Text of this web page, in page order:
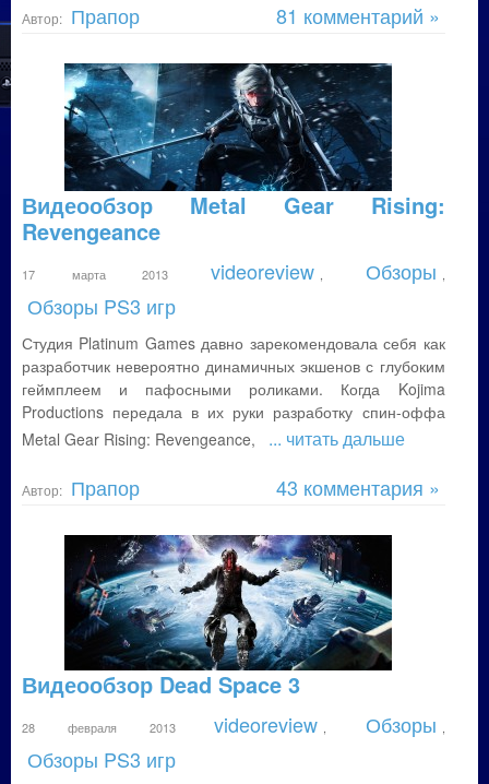
Автор: Прапор 81 комментарий »
Видеообзор Metal Gear Rising:
Revengeance
17 марта 2013 videoreview Обзоры
Обзоры PS3 игр
Студия Platinum Games давно зарекомендовала себя как
разработчик невероятно динамичных экшенов с глубоким
геймплеем и пафосными роликами. Когда Kojima
Productions передала в их руки разработку спин-оффа
Metal Gear Rising: Revengeance, ... читать дальше
Автор: Прапор 43 комментария »
Видеообзор Dead Space 3
28 февраля 2013 videoreview Обзоры
Обзоры PS3 игр